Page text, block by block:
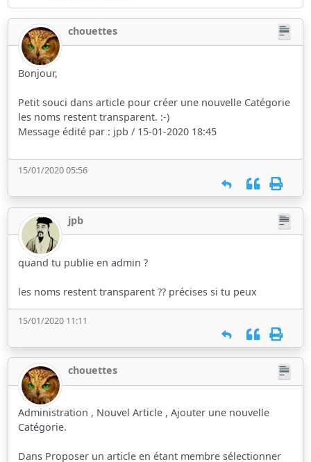
chouettes
Bonjour,
Petit souci dans article pour créer une nouvelle Catégorie
les noms restent transparent. :-)
Message édité par : jpb / 15-01-2020 18:45
15/01/2020 05:56
jpb
quand tu publie en admin ?
les noms restent transparent ?? précises si tu peux
15/01/2020 11:11
chouettes
Administration , Nouvel Article , Ajouter une nouvelle
Catégorie.
Dans Proposer un article en étant membre sélectionner